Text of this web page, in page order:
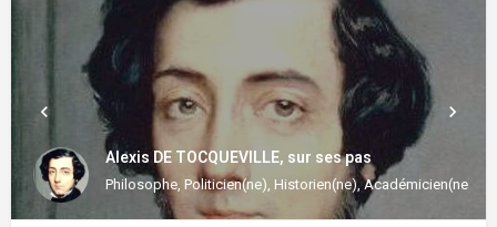
Alexis DE TOCQUEVILLE, sur ses pas
Philosophe, Politicien(ne), Historien(ne), Académicien(ne),